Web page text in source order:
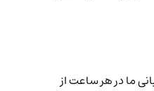
ما در هر ساعت از